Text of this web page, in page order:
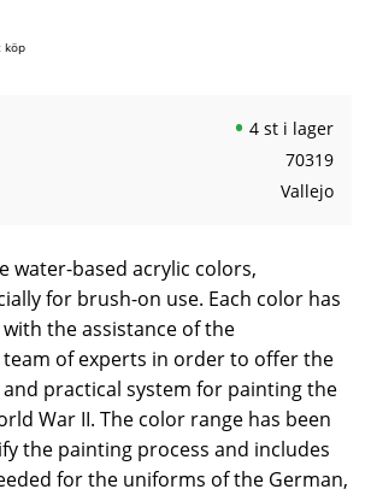
köp
4 st i lager
70319
Vallejo
water-based acrylic colors,
for brush-on use. Each color has
the assistance of the
of experts in order to offer the
practical system for painting the
War II. The color range has been
the painting process and includes
for the uniforms of the German,